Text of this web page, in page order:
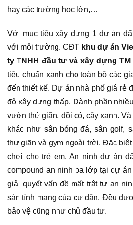
hay các trường học lớn,…
Với mục tiêu xây dựng 1 dự án
với môi trường. CĐT khu dự án
ty TNHH đầu tư và xây dựng TM
tiêu chuẩn xanh cho toàn bộ các
đến thiết kế. Dự án nhà phố giá rẻ
độ xây dựng thấp. Dành phần
vườn thử giãn, đồi cỏ, cây xanh.
khác như sân bóng đá, sân golf,
thư giãn và gym ngoài trời. Đặc
chơi cho trẻ em. An ninh dự án
compound an ninh ba lớp tại dự
giải quyết vấn đề mất trật tự an
sản tính mạng của cư dân. Đều
bảo vệ cũng như chủ đầu tư.